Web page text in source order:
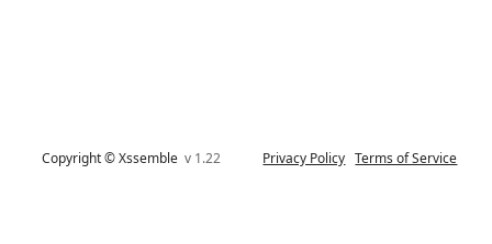
Copyright © Xssemblev 1.22 Privacy Policy Terms of Service